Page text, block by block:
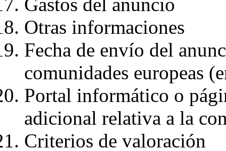
Otras informaciones
Fecha de envío del
comunidades europeas
Portal informático o
adicional relativa a la
Criterios de valoración